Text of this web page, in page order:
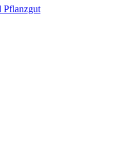
Pflanzgut